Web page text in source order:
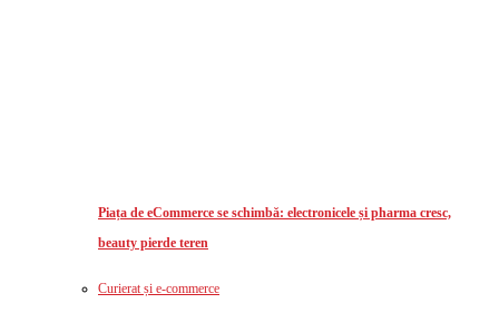
Piața de eCommerce se schimbă: electronicele și pharma cresc,
beauty pierde teren
Curierat și e-commerce